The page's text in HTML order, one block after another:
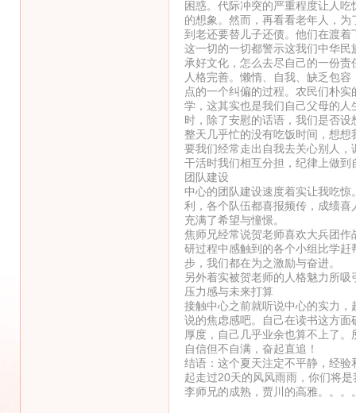
困惑。代际冲突的严重程度让人
的想象。然而，再看看老年人，
到老还要替儿子还债。他们在渡
这一切的一切都警示这我们中华民
承好文化，怎么去尽自己的一份
人格完善。懒惰、自我、缺乏包
点的一个纠偏的过程。农民们朴
学，这其实也是我们自己父母的
时，除了安慰的话语，我们是否
整天几乎忙的没有吃饭时间，想
要我们经常走出自我去关心别人
干活时我们相互分担，纪律上做
团队建设
中心的团队建设速度着实让我吃
利，各个队伍都喜报频传，成绩
充满了希望与憧憬。
焦师兄经常说贺老师喜欢大兵团
研过程中感触到的各个小组比学
步，我们都在为之激励与奋进。
另外着实被贺老师的人格魅力所
压力感与未来打算
接触中心之前就听说中心的实力
说的焦虑感吧。自己在读书这方
厚度，自己几乎业余也算不上了
自信但不自满，奋起直追！
结语：这个夏天注定不平静，经
起走过20天的风风雨雨，你们将
李师兄的成熟，贾川的高雅。。。